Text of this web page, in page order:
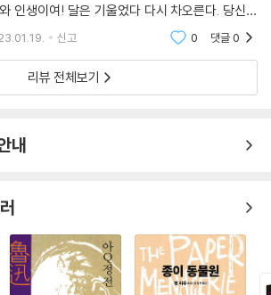
분 겹쳐 있는 「나비」는 ‘장쓰위엔’이라는 인물의
화국의 현대사이다. 작품은 우리나라의 차관 급에
는 주인공이 어느 날 모든 수행원을 물리치고 과
에 자신과 같이 생활하였던 순박한 산촌 사람들을
리로 돌아오기까지의 시간을 그리고 있다. 이 과
이혼과 아들과의 갈등, 반우파 투쟁에 앞장섰다
지목당하면서 겪게 되는 고통, 산골 마을로 향하
바른 궤도를 찾게 되고, 마침내 복권되기까지의
된다. 즉, 장쓰위엔의 ‘현재의 나’와 ‘과거의 나’라
기를 이끌어나간다. 장쓰위엔이 산골 마을로 가서
인생이여! 달은 기울었다 다시 차오른다. 당신은
지러지다 점차 가늘어지고 나중에는 완전히 암흑
신고 0 댓글0
리뷰 전체보기
내